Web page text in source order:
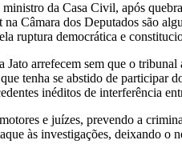
da Casa Civil, após
Câmara dos Deputados são
ruptura democrática e
arrefecem sem que o
tenha se abstido de participar
inéditos de interferência
e juízes, prevendo a
às investigações, deixando o